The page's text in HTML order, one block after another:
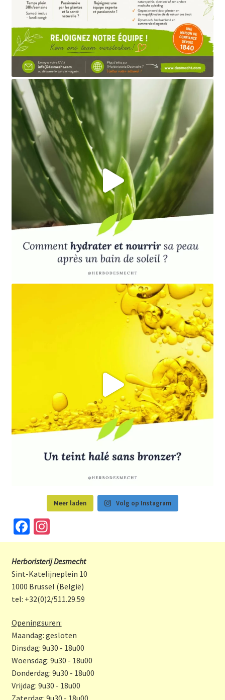
Meer laden Volg op Instagram
Fa
ce
b
o
o
k
In
st
a
gr
a
m
Herboristerij Desmecht
Sint-Katelijneplein 10
1000 Brussel (België)
tel: +32(0)2/511.29.59
Openingsuren:
Maandag: gesloten
Dinsdag: 9u30 - 18u00
Woensdag: 9u30 - 18u00
Donderdag: 9u30 - 18u00
Vrijdag: 9u30 - 18u00